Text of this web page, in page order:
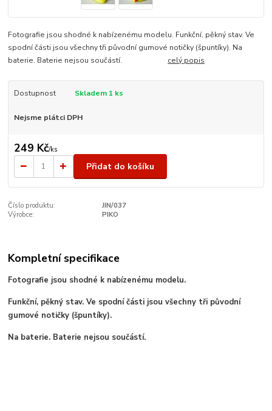
Fotografie jsou shodné k nabízenému modelu. Funkční, pěkný stav. Ve
spodní části jsou všechny tři původní gumové notičky (špuntíky). Na
baterie. Baterie nejsou součástí. celý popis
Dostupnost Skladem 1 ks
Nejsme plátci DPH
249 Kč/ks
Přidat do košíku
Číslo produktu:
JIN/037
Výrobce:
PIKO
Kompletní specifikace
Fotografie jsou shodné k nabízenému modelu.
Funkční, pěkný stav. Ve spodní části jsou všechny tři původní
gumové notičky (špuntíky).
Na baterie. Baterie nejsou součástí.